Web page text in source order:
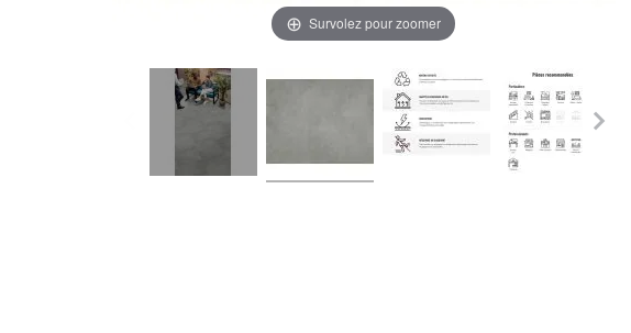
Survolez pour zoomer